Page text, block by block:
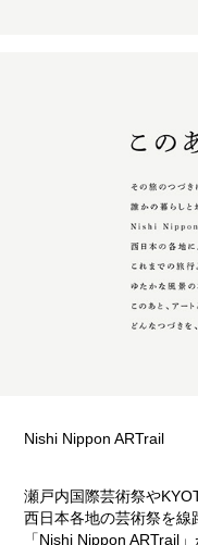
Nishi Nippon ARTrail
瀬戸内国際芸術祭や
西日本各地の芸術祭を線
「Nishi Nippon ARTrail